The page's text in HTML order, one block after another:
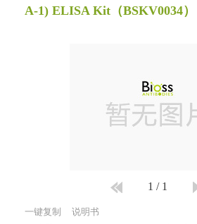
A-1) ELISA Kit （BSKV0034）
1 / 1
一键复制 说明书